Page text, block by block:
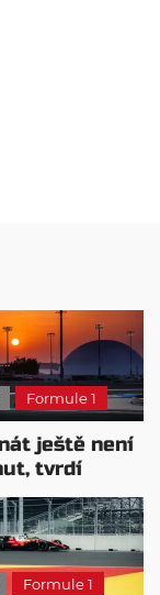
Formule 1
ještě není
tvrdí
Formule 1